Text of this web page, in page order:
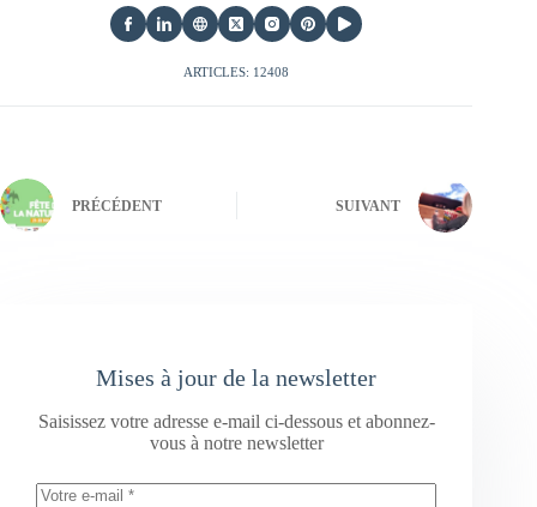
ARTICLES: 12408
PRÉCÉDENT SUIVANT
Mises à jour de la newsletter
Saisissez votre adresse e-mail ci-dessous et abonnez-
vous à notre newsletter